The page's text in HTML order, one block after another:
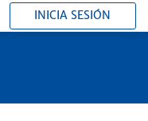
INICIA SESIÓN